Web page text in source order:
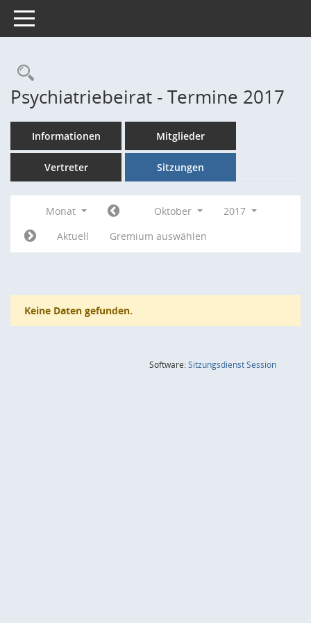
Toggle navigation
Rechercheauswahl
Psychiatriebeirat - Termine 2017
Informationen Mitglieder
Vertreter Sitzungen
Monat Oktober
2017
Aktuell
Gremium auswählen
Keine Daten gefunden.
Software:SitzungsdienstSession(Wird in